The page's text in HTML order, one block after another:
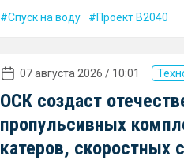
Спуск на воду Проект В2040
07 августа 2026 / 10:01
ОСК создаст
пропульсивных
катеров, скоростных